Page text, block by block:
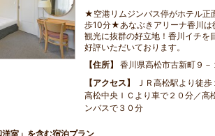
★空港リムジンバス停がホテル
歩10分★あなぶきアリーナ香川
観光に抜群の好立地！香川イチを
好評いただいております。
住所
香川県高松市古新町９－
アクセス
ＪＲ高松駅より徒
高松中央ＩＣより車で２０分／高
ンバスで３０分
洋室」を含む宿泊プラン